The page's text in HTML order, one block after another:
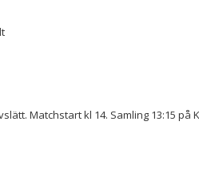
Matchstart kl 14. Samling 13:15 på